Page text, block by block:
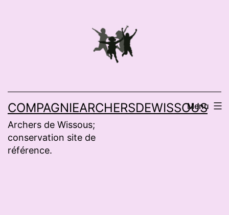
COMPAGNIEARCHERSDEWISSOUS
Archers de Wissous;
conservation site de
référence.
Menu